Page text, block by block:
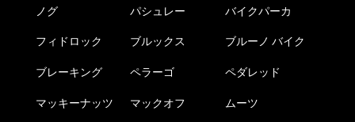
ノグ パシュレー バイクパーカ
フィドロック ブルックス ブルーノ バイク
ブレーキング ペラーゴ ペダレッド
マッキーナッツ マックオフ ムーツ